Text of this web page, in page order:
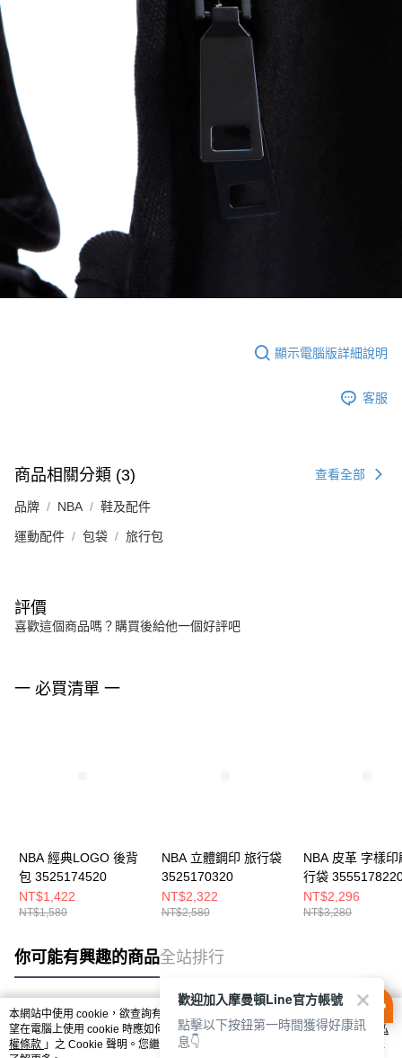
顯示電腦版詳細說明
客服
商品相關分類 (3) 查看全部
品牌 NBA 鞋及配件
運動配件 包袋 旅行包
評價
喜歡這個商品嗎？購買後給他一個好評吧
一 必買清單 一
NBA 經典LOGO 後背
包 3525174520
NT$1,422
NT$1,580
NBA 立體鋼印 旅行袋
3525170320
NT$2,322
NT$2,580
NBA 皮革 字樣印
行袋
NT$2,296
NT$3,280
你可能有興趣的商品全站排行
熱門標籤
本網站中使用 cookie，欲查詢有關本網站使用 cookie 方式之詳情，及若您不希
望在電腦上使用 cookie 時應如何變更電腦的 cookie 設定，請參閱本網站「
隱私
權條款 」之 Cookie 聲明。您繼續使用本網站即表示您同意本公司得按本網站使
歡迎加入摩曼頓Line官方帳號
點擊以下按鈕第一時間獲得好康訊
息👇